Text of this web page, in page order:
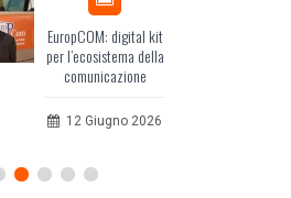
EuropCOM: digital kit
per l’ecosistema della
comunicazione
12 Giugno 2026